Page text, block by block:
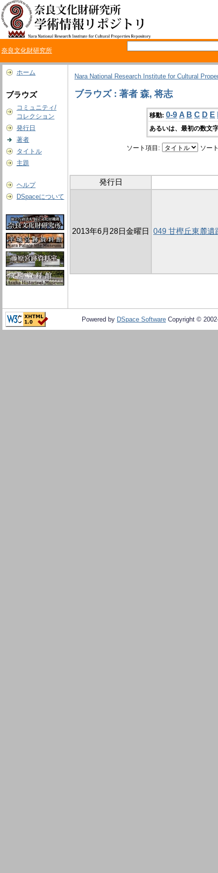
奈良文化財研究所
ホーム
ブラウズ
コミュニティ/
コレクション
発行日
著者
タイトル
主題
ヘルプ
DSpaceについて
Nara National Research Institute for Cultural
ブラウズ : 著者 森, 将志
移動: 0-9 A B C D E
あるいは、最初の数文
ソート項目: ソー
発行日
2013年6月28日金曜日 049 甘樫丘東麓遺
Powered by DSpace Software Copyright ©